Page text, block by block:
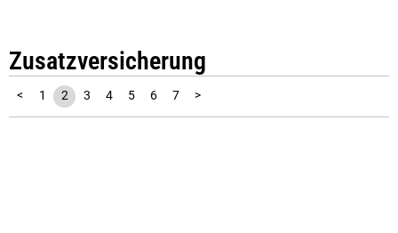
Zusatzversicherung
< 1 2 3 4 5 6 7 >